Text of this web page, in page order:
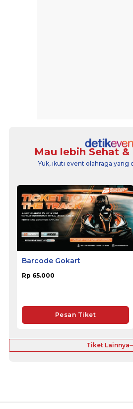
Mau lebih Sehat
Yuk, ikuti event olahraga yang
Barcode Gokart
Rp 65.000
Pesan Tiket
Tiket Lainnya